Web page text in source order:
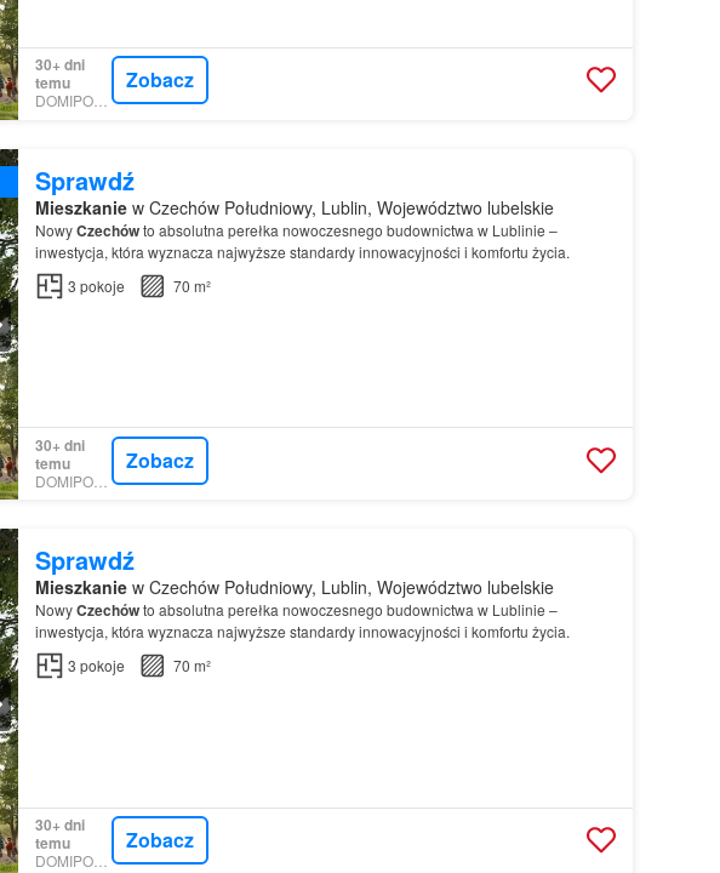
30+ dni
temu
DOMIPORTA
Zobacz
Sprawdź
Mieszkaniew Czechów Południowy, Lublin, Województwo lubelskie
NowyCzechówto absolutna perełka nowoczesnego budownictwa w Lublinie –
inwestycja, która wyznacza najwyższe standardy innowacyjności i komfortu życia.
3 pokoje 70 m²
30+ dni
temu
DOMIPORTA
Zobacz
Sprawdź
Mieszkaniew Czechów Południowy, Lublin, Województwo lubelskie
NowyCzechówto absolutna perełka nowoczesnego budownictwa w Lublinie –
inwestycja, która wyznacza najwyższe standardy innowacyjności i komfortu życia.
3 pokoje 70 m²
30+ dni
temu
DOMIPORTA
Zobacz